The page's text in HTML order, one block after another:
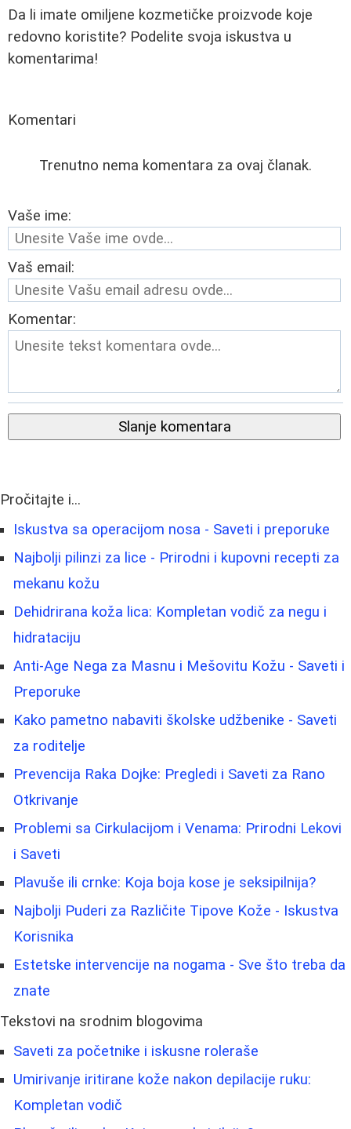
Da li imate omiljene kozmetičke proizvode koje
redovno koristite? Podelite svoja iskustva u
komentarima!
Komentari
Trenutno nema komentara za ovaj članak.
Vaše ime:
Vaš email:
Komentar:
Slanje komentara
Pročitajte i...
Iskustva sa operacijom nosa - Saveti i preporuke
Najbolji pilinzi za lice - Prirodni i kupovni recepti za
mekanu kožu
Dehidrirana koža lica: Kompletan vodič za negu i
hidrataciju
Anti-Age Nega za Masnu i Mešovitu Kožu - Saveti i
Preporuke
Kako pametno nabaviti školske udžbenike - Saveti
za roditelje
Prevencija Raka Dojke: Pregledi i Saveti za Rano
Otkrivanje
Problemi sa Cirkulacijom i Venama: Prirodni Lekovi
i Saveti
Plavuše ili crnke: Koja boja kose je seksipilnija?
Najbolji Puderi za Različite Tipove Kože - Iskustva
Korisnika
Estetske intervencije na nogama - Sve što treba da
znate
Tekstovi na srodnim blogovima
Saveti za početnike i iskusne roleraše
Umirivanje iritirane kože nakon depilacije ruku:
Kompletan vodič